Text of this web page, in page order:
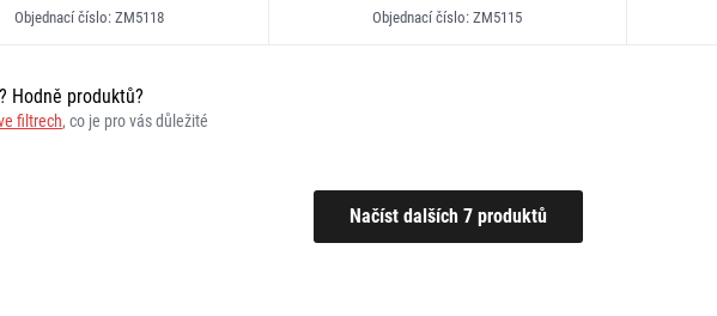
Objednací číslo: ZM5118 Objednací číslo: ZM5115
Hodně produktů?
filtrech, co je pro vás důležité